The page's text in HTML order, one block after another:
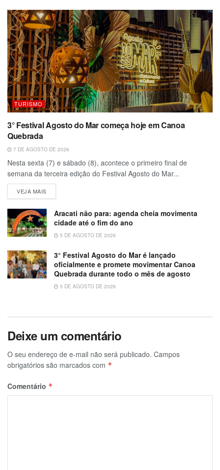
TURISMO
3° Festival Agosto do Mar começa hoje em Canoa
Quebrada
7 DE AGOSTO DE 2026
Nesta sexta (7) e sábado (8), acontece o primeiro final de
semana da terceira edição do Festival Agosto do Mar...
VEJA MAIS
Aracati não para: agenda cheia movimenta
cidade até o fim do ano
5 DE AGOSTO DE 2026
3° Festival Agosto do Mar é lançado
oficialmente e promete movimentar Canoa
Quebrada durante todo o mês de agosto
5 DE AGOSTO DE 2026
Deixe um comentário
O seu endereço de e-mail não será publicado. Campos
obrigatórios são marcados com *
Comentário *